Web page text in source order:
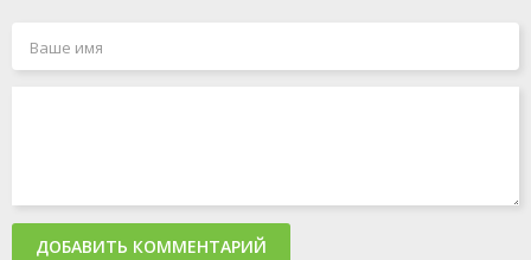
ДОБАВИТЬ КОММЕНТАРИЙ